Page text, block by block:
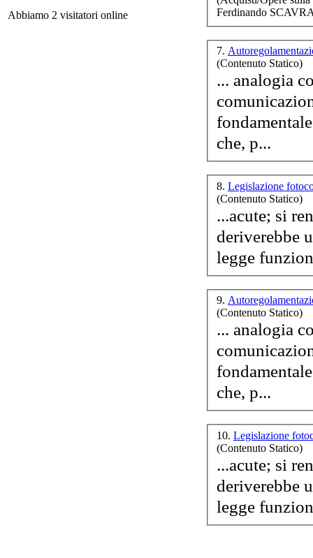
Abbiamo 2 visitatori online
Ferdinando
7.
(Contenuto Statico)
... analogia
che, p...
8. Legislazione
(Contenuto Statico)
...acute; si
deriverebbe
legge
9.
(Contenuto Statico)
... analogia
che, p...
10. Legislazione
(Contenuto Statico)
...acute; si
deriverebbe
legge